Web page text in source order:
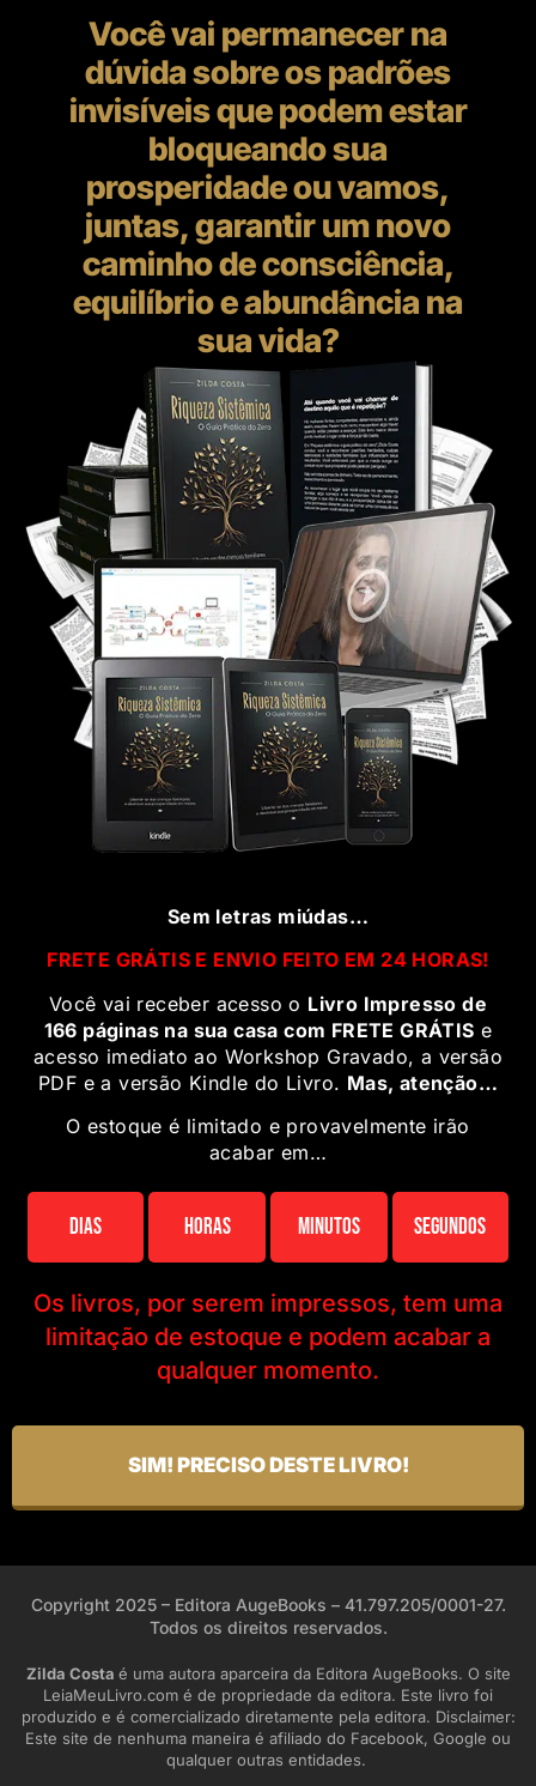
Você vai permanecer na
dúvida sobre os padrões
invisíveis que podem estar
bloqueando sua
prosperidade ou vamos,
juntas, garantir um novo
caminho de consciência,
equilíbrio e abundância na
sua vida?
Sem letras miúdas…
FRETE GRÁTIS E ENVIO FEITO EM 24 HORAS!
Você vai receber acesso o Livro Impresso de
166 páginas na sua casa com FRETE GRÁTIS e
acesso imediato ao Workshop Gravado, a versão
PDF e a versão Kindle do Livro. Mas, atenção…
O estoque é limitado e provavelmente irão
acabar em…
Dias Horas Minutos Segundos
Os livros, por serem impressos, tem uma
limitação de estoque e podem acabar a
qualquer momento.
SIM! PRECISO DESTE LIVRO!
Copyright 2025 – Editora AugeBooks – 41.797.205/0001-27.
Todos os direitos reservados.
Zilda Costa é uma autora aparceira da Editora AugeBooks. O site
LeiaMeuLivro.com é de propriedade da editora. Este livro foi
produzido e é comercializado diretamente pela editora. Disclaimer:
Este site de nenhuma maneira é afiliado do Facebook, Google ou
qualquer outras entidades.